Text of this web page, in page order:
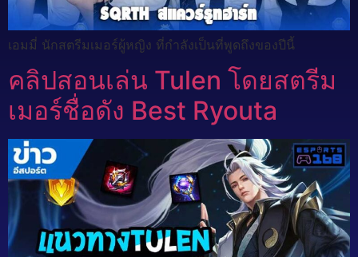
เอมมี่ นักสตรีมเมอร์ผู้หญิง ที่กำลังเป็นที่พูดถึงของปีนี้
คลิปสอนเล่น Tulen โดยสตรีม
เมอร์ชื่อดัง Best Ryouta